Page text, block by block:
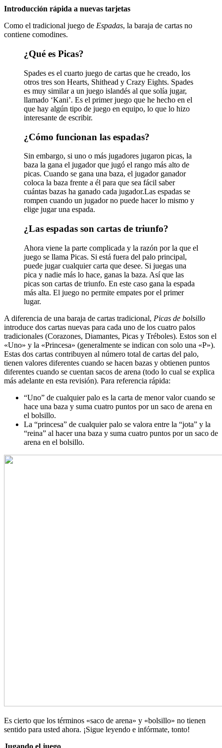
Introducción rápida a nuevas tarjetas
Como el tradicional juego de Espadas, la baraja de cartas no
contiene comodines.
¿Qué es Picas?
Spades es el cuarto juego de cartas que he creado, los
otros tres son Hearts, Shithead y Crazy Eights. Spades
es muy similar a un juego islandés al que solía jugar,
llamado ‘Kani’. Es el primer juego que he hecho en el
que hay algún tipo de juego en equipo, lo que lo hizo
interesante de escribir.
¿Cómo funcionan las espadas?
Sin embargo, si uno o más jugadores jugaron picas, la
baza la gana el jugador que jugó el rango más alto de
picas. Cuando se gana una baza, el jugador ganador
coloca la baza frente a él para que sea fácil saber
cuántas bazas ha ganado cada jugador.Las espadas se
rompen cuando un jugador no puede hacer lo mismo y
elige jugar una espada.
¿Las espadas son cartas de triunfo?
Ahora viene la parte complicada y la razón por la que el
juego se llama Picas. Si está fuera del palo principal,
puede jugar cualquier carta que desee. Si juegas una
pica y nadie más lo hace, ganas la baza. Así que las
picas son cartas de triunfo. En este caso gana la espada
más alta. El juego no permite empates por el primer
lugar.
A diferencia de una baraja de cartas tradicional, Picas de bolsillo
introduce dos cartas nuevas para cada uno de los cuatro palos
tradicionales (Corazones, Diamantes, Picas y Tréboles). Estos son el
«Uno» y la «Princesa» (generalmente se indican con solo una «P»).
Estas dos cartas contribuyen al número total de cartas del palo,
tienen valores diferentes cuando se hacen bazas y obtienen puntos
diferentes cuando se cuentan sacos de arena (todo lo cual se explica
más adelante en esta revisión). Para referencia rápida:
“Uno” de cualquier palo es la carta de menor valor cuando se
hace una baza y suma cuatro puntos por un saco de arena en
el bolsillo.
La “princesa” de cualquier palo se valora entre la “jota” y la
“reina” al hacer una baza y suma cuatro puntos por un saco de
arena en el bolsillo.
Es cierto que los términos «saco de arena» y «bolsillo» no tienen
sentido para usted ahora. ¡Sigue leyendo e infórmate, tonto!
Jugando el juego